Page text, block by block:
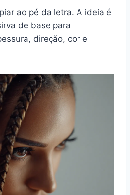
ao pé da letra. A ideia é
de base para
direção, cor e